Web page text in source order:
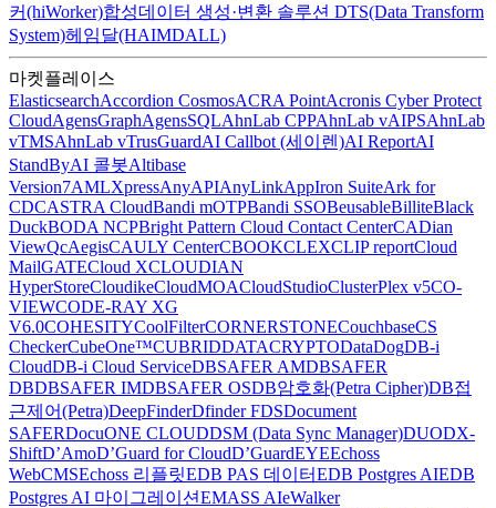
커(hiWorker)합성데이터 생성·변환 솔루션 DTS(Data Transform
System)헤임달(HAIMDALL)
마켓플레이스
ElasticsearchAccordion CosmosACRA PointAcronis Cyber Protect
CloudAgensGraphAgensSQLAhnLab CPPAhnLab vAIPSAhnLab
vTMSAhnLab vTrusGuardAI Callbot (세이렌)AI ReportAI
StandByAI 콜봇Altibase
Version7AMLXpressAnyAPIAnyLinkAppIron SuiteArk for
CDCASTRA CloudBandi mOTPBandi SSOBeusableBilliteBlack
DuckBODA NCPBright Pattern Cloud Contact CenterCADian
ViewQcAegisCAULY CenterCBOOKCLEXCLIP reportCloud
MailGATECloud XCLOUDIAN
HyperStoreCloudikeCloudMOACloudStudioClusterPlex v5CO-
VIEWCODE-RAY XG
V6.0COHESITYCoolFilterCORNERSTONECouchbaseCS
CheckerCubeOne™CUBRIDDATACRYPTODataDogDB-i
CloudDB-i Cloud ServiceDBSAFER AMDBSAFER
DBDBSAFER IMDBSAFER OSDB암호화(Petra Cipher)DB접
근제어(Petra)DeepFinderDfinder FDSDocument
SAFERDocuONE CLOUDDSM (Data Sync Manager)DUODX-
ShiftD’AmoD’Guard for CloudD’GuardEYEEchoss
WebCMSEchoss 리플릿EDB PAS 데이터EDB Postgres AIEDB
Postgres AI 마이그레이션EMASS AIeWalker